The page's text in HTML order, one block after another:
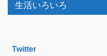
生活いろいろ
Twitter